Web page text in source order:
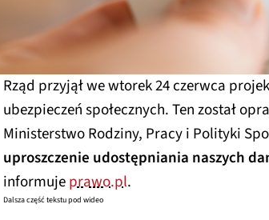
Rząd przyjął we wtorek 24 czerwca
ubezpieczeń społecznych. Ten został
Ministerstwo Rodziny, Pracy i Polityki
uproszczenie udostępniania naszych
informujeprawo.pl.
Dalsza część tekstu pod wideo